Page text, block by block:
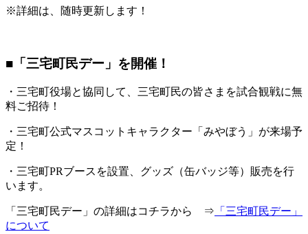
※詳細は、随時更新します！
■「三宅町民デー」を開催！
・三宅町役場と協同して、三宅町民の皆さまを試合観戦に無
料ご招待！
・三宅町公式マスコットキャラクター「みやぼう」が来場予
定！
・三宅町PRブースを設置、グッズ（缶バッジ等）販売を行
います。
「三宅町民デー」の詳細はコチラから ⇒ 「三宅町民デー」
について